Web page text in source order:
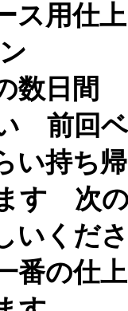
ス用仕
数日間
前回
い持ち
す 次
いくだ
番の仕